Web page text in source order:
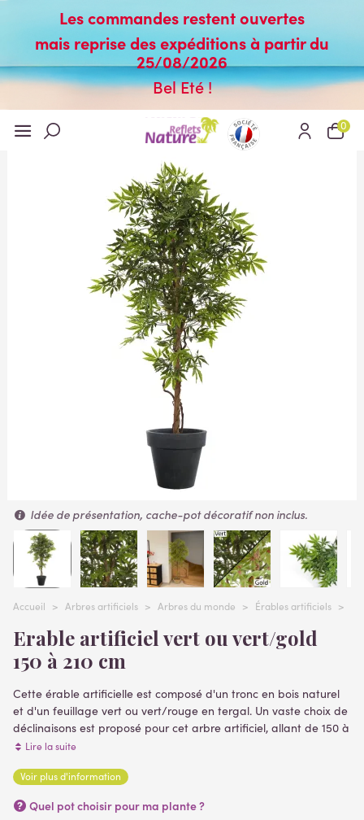
Les commandes restent ouvertes
mais reprise des expéditions à partir du
25/08/2026
Bel Eté !
0
Idée de présentation, cache-pot décoratif non inclus.
Accueil > Arbres artificiels > Arbres du monde > Érables artificiels >
Erable artificiel vert ou vert/gold
150 à 210 cm
Cette érable artificielle est composé d'un tronc en bois naturel
et d'un feuillage vert ou vert/rouge en tergal. Un vaste choix de
déclinaisons est proposé pour cet arbre artificiel, allant de 150 à
210 cm de hauteur. livré dans un support plastique (pot PVC) (
Lire la suite
Voir plus d'information
Quel pot choisir pour ma plante ?